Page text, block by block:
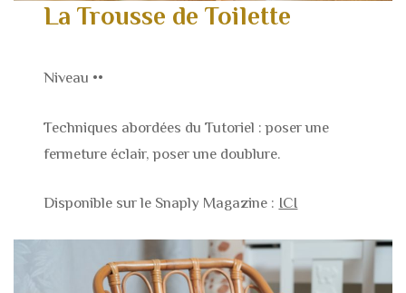
La Trousse de Toilette
Niveau ••
Techniques abordées du Tutoriel : poser une
fermeture éclair, poser une doublure.
Disponible sur le Snaply Magazine : ICI